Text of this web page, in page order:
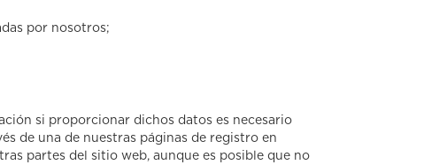
por nosotros;
si proporcionar dichos datos es necesario
de una de nuestras páginas de registro en
partes del sitio web, aunque es posible que no